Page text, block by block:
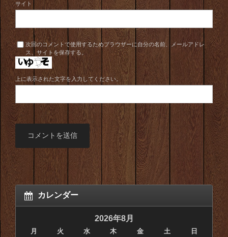
サイト
次回のコメントで使用するためブラウザーに自分の名前、メールアドレ
ス、サイトを保存する。
上に表示された文字を入力してください。
カレンダー
2026年8月
月 火 水 木 金 土 日